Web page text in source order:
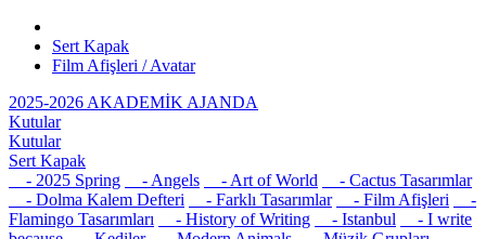
Sert Kapak
Film Afişleri / Avatar
2025-2026 AKADEMİK AJANDA
Kutular
Kutular
Sert Kapak
- 2025 Spring
- Angels - Art of World
- Cactus Tasarımlar
- Dolma Kalem Defteri
- Farklı Tasarımlar - Film Afişleri
-
Flamingo Tasarımları
- History of Writing - Istanbul
- I write